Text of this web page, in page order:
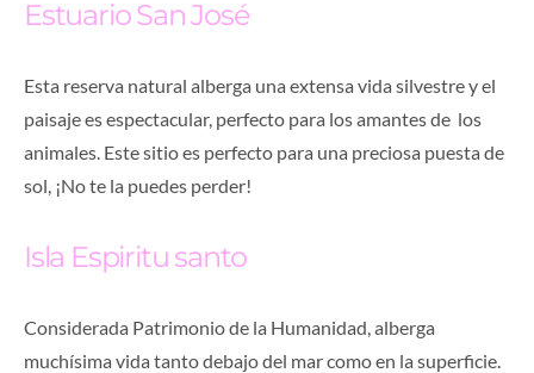
Estuario San José
Esta reserva natural alberga una extensa vida silvestre y el
paisaje es espectacular, perfecto para los amantes de los
animales. Este sitio es perfecto para una preciosa puesta de
sol, ¡No te la puedes perder!
Isla Espiritu santo
Considerada Patrimonio de la Humanidad, alberga
muchísima vida tanto debajo del mar como en la superficie.